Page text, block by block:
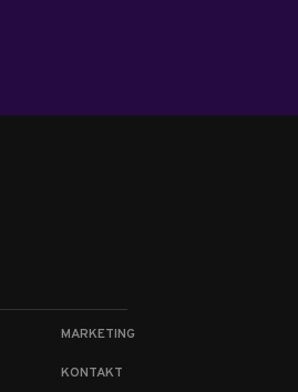
MARKETING
KONTAKT